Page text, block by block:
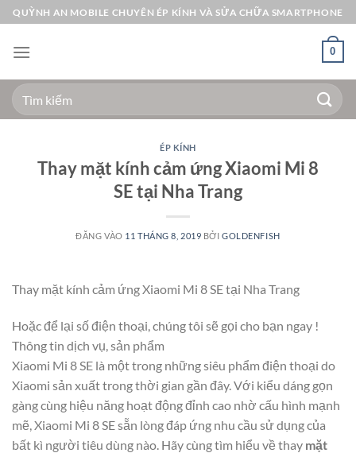
Bỏ
qua
nội
QUỲNH AN MOBILE CHUYÊN ÉP KÍNH VÀ SỬA CHỮA SMARTPHONE
0
Tìm
kiếm:
ÉP KÍNH
Thay mặt kính cảm ứng Xiaomi Mi 8
SE tại Nha Trang
ĐĂNG VÀO 11 THÁNG 8, 2019 BỞIGOLDENFISH
Thay mặt kính cảm ứng Xiaomi Mi 8 SE tại Nha Trang
Hoặc để lại số điện thoại, chúng tôi sẽ gọi cho bạn ngay !
Thông tin dịch vụ, sản phẩm
Xiaomi Mi 8 SE là một trong những siêu phẩm điện thoại do
Xiaomi sản xuất trong thời gian gần đây. Với kiểu dáng gọn
gàng cùng hiệu năng hoạt động đỉnh cao nhờ cấu hình mạnh
mẽ, Xiaomi Mi 8 SE sẵn lòng đáp ứng nhu cầu sử dụng của
bất kì người tiêu dùng nào. Hãy cùng tìm hiểu về thay mặt